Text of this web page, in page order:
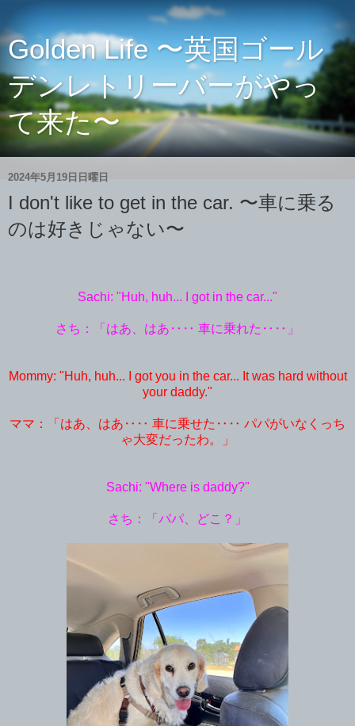
Golden Life 〜英国ゴール
デンレトリーバーがやっ
て来た〜
2024年5月19日日曜日
I don't like to get in the car. 〜車に乗る
のは好きじゃない〜
Sachi: "Huh, huh... I got in the car..."
さち：「はあ、はあ‥‥ 車に乗れた‥‥」
Mommy: "Huh, huh... I got you in the car... It was hard without
your daddy."
ママ：「はあ、はあ‥‥ 車に乗せた‥‥ パパがいなくっち
ゃ大変だったわ。」
Sachi: "Where is daddy?"
さち：「パパ、どこ？」